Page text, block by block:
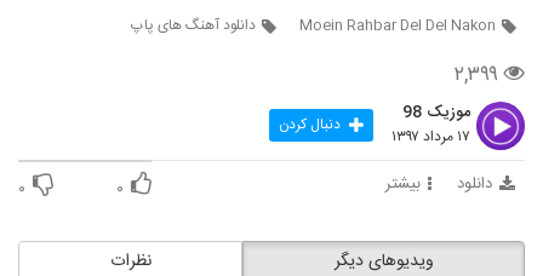
557
آهنگ سپهر پیرهادی بنام دلخوشیم
558
دانلود آهنگ حسین صابری دوست دارم
۱,۸۵۰ بازدید
Moein Rahbar Del Del Nakon
دانلود آهنگ های پاپ
۲,۳۹۹
موزیک 98
۱۷ مرداد ۱۳۹۷ دنبال کردن
دانلود بیشتر ۰ ۰
نظرات ویدیوهای دیگر